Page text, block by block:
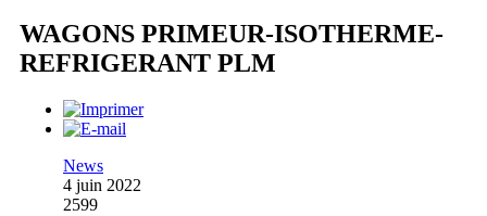
WAGONS PRIMEUR-ISOTHERME-
REFRIGERANT PLM
News
4 juin 2022
2599